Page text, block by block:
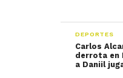
DEPORTES
Carlos
derrota en
a Daniil